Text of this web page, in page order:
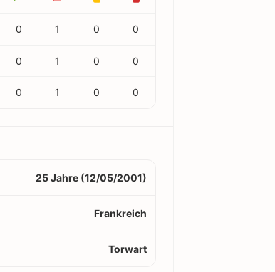
0 1 0 0
0 1 0 0
0 1 0 0
25 Jahre (12/05/2001)
Frankreich
Torwart